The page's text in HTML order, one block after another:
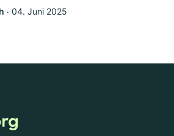
‧ 04. Juni 2025